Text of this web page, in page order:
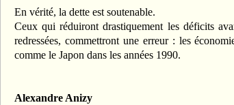
En vérité, la dette est soutenable.
Ceux qui réduiront drastiquement les déficits
redressées, commettront une erreur : les
comme le Japon dans les années 1990.
Alexandre Anizy